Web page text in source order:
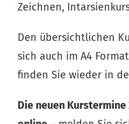
Zeichnen,
Den übersichtlichen
sich auch im A4
finden Sie wieder in
Die neuen